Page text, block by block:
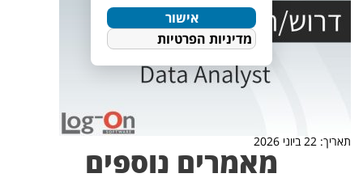
תאריך: 22 ביוני 2026
מאמרים נוספים
אישור
מדיניות הפרטיות